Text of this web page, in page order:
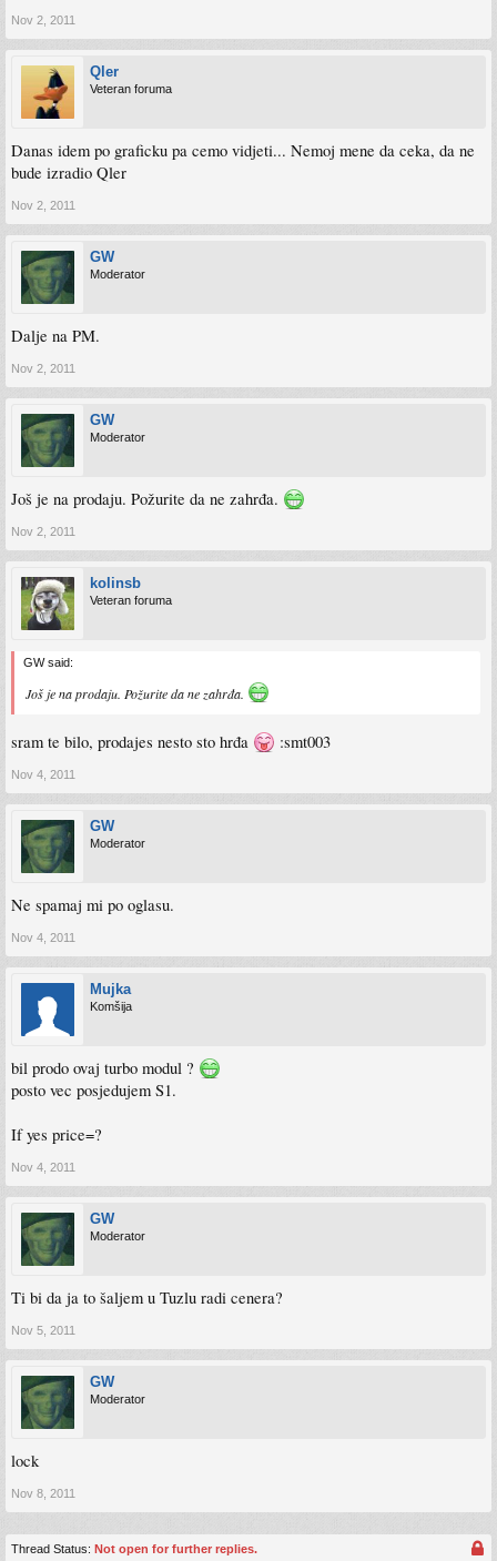
Nov 2, 2011
Qler
Veteran foruma
Danas idem po graficku pa cemo vidjeti... Nemoj mene da ceka, da ne
bude izradio Qler
Nov 2, 2011
GW
Moderator
Dalje na PM.
Nov 2, 2011
GW
Moderator
Još je na prodaju. Požurite da ne zahrđa.
Nov 2, 2011
kolinsb
Veteran foruma
GW said:
Još je na prodaju. Požurite da ne zahrđa.
sram te bilo, prodajes nesto sto hrđa :smt003
Nov 4, 2011
GW
Moderator
Ne spamaj mi po oglasu.
Nov 4, 2011
Mujka
Komšija
bil prodo ovaj turbo modul ?
posto vec posjedujem S1.
If yes price=?
Nov 4, 2011
GW
Moderator
Ti bi da ja to šaljem u Tuzlu radi cenera?
Nov 5, 2011
GW
Moderator
lock
Nov 8, 2011
Thread Status: Not open for further replies.